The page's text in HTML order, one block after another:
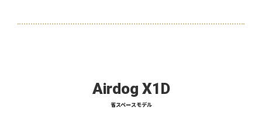
Airdog X1D
省スペースモデル